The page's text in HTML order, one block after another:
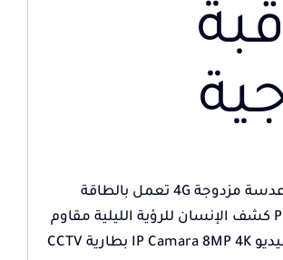
كاميرا V380 عدسة مزدوجة 4G تعمل بالطاقة
الشمسية PIR كشف الإنسان للرؤية الليلية مقاوم
للماء الأمن فيديو IP Camara 8MP 4K بطارية CCTV